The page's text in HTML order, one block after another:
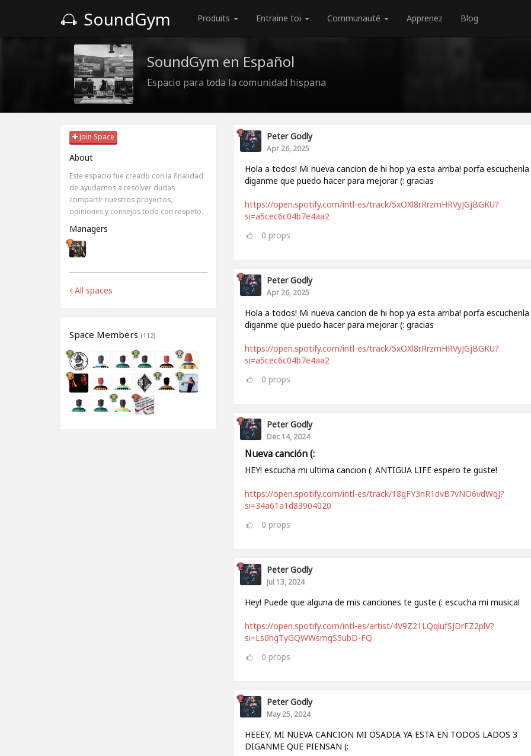
SoundGym Produits Entraine toi Communauté Apprenez Blog
SoundGym en Español
Espacio para toda la comunidad hispana
Join Space
About
Este espacio fue creado con la finalidad
de ayudarnos a resolver dudas
compartir nuestros proyectos,
opiniones y consejos todo con respeto.
Managers
All spaces
Space Members (112)
Peter Godly
Apr 26, 2025
Hola a todos! Mi nueva cancion de hi hop ya esta arriba! porfa escuchenla
diganme que puedo hacer para mejorar (: gracias
https://open.spotify.com/intl-es/track/5xOXl8rRrzmHRVyJGjBGKU?
si=a5cec6c04b7e4aa2
0 props
Peter Godly
Apr 26, 2025
Hola a todos! Mi nueva cancion de hi hop ya esta arriba! porfa escuchenla
diganme que puedo hacer para mejorar (: gracias
https://open.spotify.com/intl-es/track/5xOXl8rRrzmHRVyJGjBGKU?
si=a5cec6c04b7e4aa2
0 props
Peter Godly
Dec 14, 2024
Nueva canción (:
HEY! escucha mi ultima cancion (: ANTIGUA LIFE espero te guste!
https://open.spotify.com/intl-es/track/18gFY3nR1dvB7vNO6vdWqJ?
si=34a61a1d83904020
0 props
Peter Godly
Jul 13, 2024
Hey! Puede que alguna de mis canciones te guste (: escucha mi musica!
https://open.spotify.com/intl-es/artist/4V9Z21LQqlufSJDrFZ2plV?
si=Ls0hgTyGQWWsmgS5ubD-FQ
0 props
Peter Godly
May 25, 2024
HEEEY, MI NUEVA CANCION MI OSADIA YA ESTA EN TODOS LADOS 3
DIGANME QUE PIENSAN (: